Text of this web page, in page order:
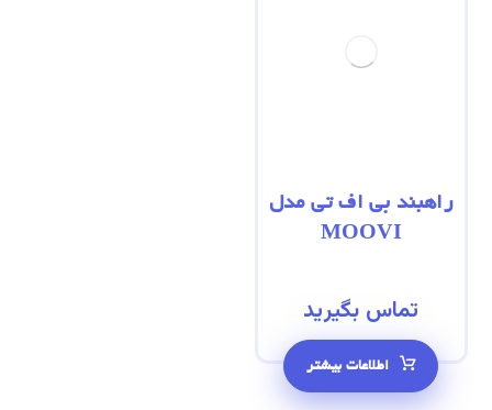
راهبند بی‌ اف‌ تی مدل
MOOVI
تماس بگیرید
اطلاعات بیشتر